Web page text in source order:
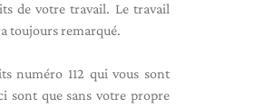
de votre travail. Le travail
toujours remarqué.
numéro 112 qui vous sont
sont que sans votre propre